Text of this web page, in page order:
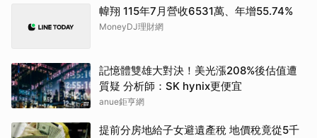
幃翔 115年7月營收6531萬、年增55.74%
MoneyDJ理財網
記憶體雙雄大對決！美光漲208%後估值遭
質疑 分析師：SK hynix更便宜
anue鉅亨網
提前分房地給子女避遺產稅 地價稅竟從5千